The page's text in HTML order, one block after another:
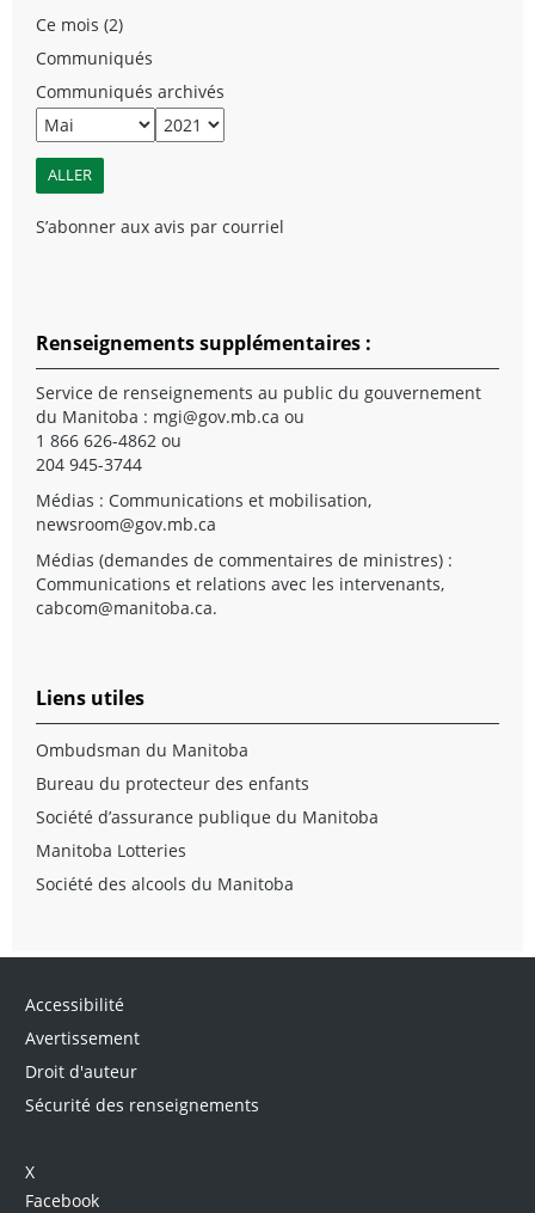
Ce mois (2)
Communiqués
Communiqués archivés
S’abonner aux avis par courriel
Renseignements supplémentaires :
Service de renseignements au public du gouvernement
du Manitoba : mgi@gov.mb.ca ou
1 866 626-4862 ou
204 945-3744
Médias : Communications et mobilisation,
newsroom@gov.mb.ca
Médias (demandes de commentaires de ministres) :
Communications et relations avec les intervenants,
cabcom@manitoba.ca.
Liens utiles
Ombudsman du Manitoba
Bureau du protecteur des enfants
Société d’assurance publique du Manitoba
Manitoba Lotteries
Société des alcools du Manitoba
Accessibilité
Avertissement
Droit d'auteur
Sécurité des renseignements
X
Facebook